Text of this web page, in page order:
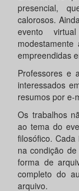
presencial,
calorosos.
evento
empreendidas
Professores e
interessados
resumos por e-
Os trabalhos
ao tema do
filosófico.
na condição
forma de
completo do
arquivo.